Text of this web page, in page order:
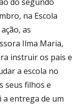
na Escola
as
Ilma Maria,
instruir os pais e
a escola no
seus filhos e
a entrega de um